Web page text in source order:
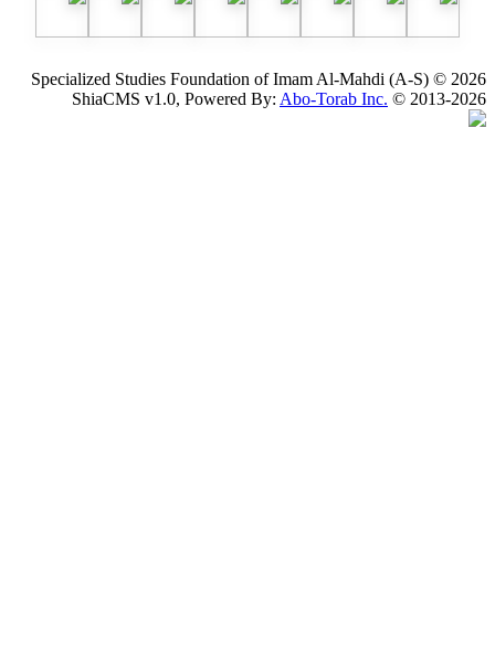
Specialized Studies Foundation of Imam Al-Mahdi
ShiaCMS v1.0, Powered By:Abo-Torab Inc.©